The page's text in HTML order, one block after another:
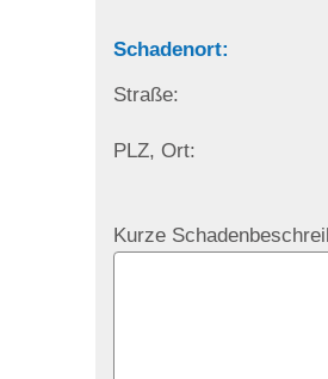
Schadenort:
Straße:
PLZ, Ort:
Kurze